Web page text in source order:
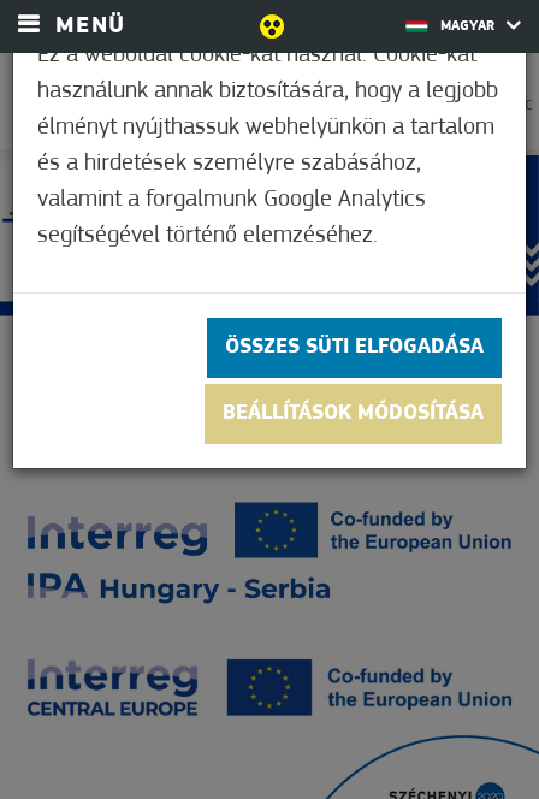
MENÜ MAGYAR
27,8°C
Ez a weboldal cookie-kat használ. Cookie-kat
használunk annak biztosítására, hogy a legjobb
élményt nyújthassuk webhelyünkön a tartalom
és a hirdetések személyre szabásához,
valamint a forgalmunk Google Analytics
segítségével történő elemzéséhez.
ÖSSZES SÜTI ELFOGADÁSA
BEÁLLÍTÁSOK MÓDOSÍTÁSA